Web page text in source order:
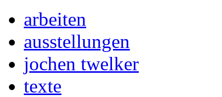
arbeiten
ausstellungen
jochen twelker
texte